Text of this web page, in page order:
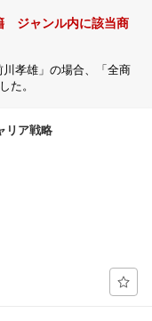
ジャンル内に該当商
孝雄」の場合、「全商
た。
リア戦略